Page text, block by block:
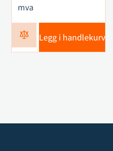
mva
Legg i handlekurv